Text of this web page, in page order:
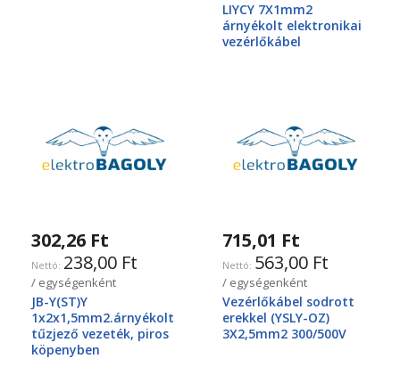
LIYCY 7X1mm2
árnyékolt elektronikai
vezérlőkábel
302,26 Ft
238,00 Ft
/ egységenként
JB-Y(ST)Y
1x2x1,5mm2.árnyékolt
tűzjező vezeték, piros
köpenyben
715,01 Ft
563,00 Ft
/ egységenként
Vezérlőkábel sodrott
erekkel (YSLY-OZ)
3X2,5mm2 300/500V